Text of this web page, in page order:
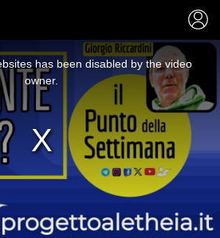
has been disabled by the video
owner.